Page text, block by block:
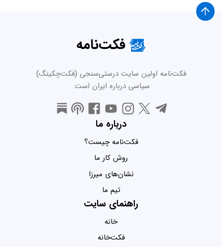
فکت‌نامه
فکت‌نامه اولین سایت درستی‌سنجی (فکت‌چکینگ)
سیاسی درباره ایران است.
درباره ما
فکت‌نامه چیست؟
روش کار ما
نشان‌های میرزا
تیم ما
راهنمای سایت
خانه
فکت‌خانه